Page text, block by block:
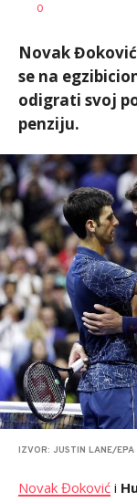
0
Novak
se na
odigrati svoj
penziju.
IZVOR: JUSTIN LANE/EPA
Novak Đoković i